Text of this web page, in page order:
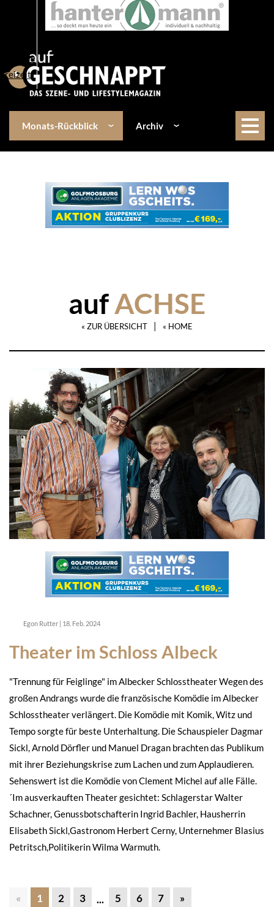
Lifestyle
Freizeit
Monats-Rückblick Archiv
aufACHSE
« ZUR ÜBERSICHT | « HOME
Egon Rutter | 18. Feb. 2024
Theater im Schloss Albeck
"Trennung für Feiglinge" im Albecker Schlosstheater Wegen des
großen Andrangs wurde die französische Komödie im Albecker
Schlosstheater verlängert. Die Komödie mit Komik, Witz und
Tempo sorgte für beste Unterhaltung. Die Schauspieler Dagmar
Sickl, Arnold Dörfler und Manuel Dragan brachten das Publikum
mit ihrer Beziehungskrise zum Lachen und zum Applaudieren.
Sehenswert ist die Komödie von Clement Michel auf alle Fälle.
´Im ausverkauften Theater gesichtet: Schlagerstar Walter
Schachner, Genussbotschafterin Ingrid Bachler, Hausherrin
Elisabeth Sickl,Gastronom Herbert Cerny, Unternehmer Blasius
Petritsch,Politikerin Wilma Warmuth.
« 1 2 3 ... 5 6 7 »